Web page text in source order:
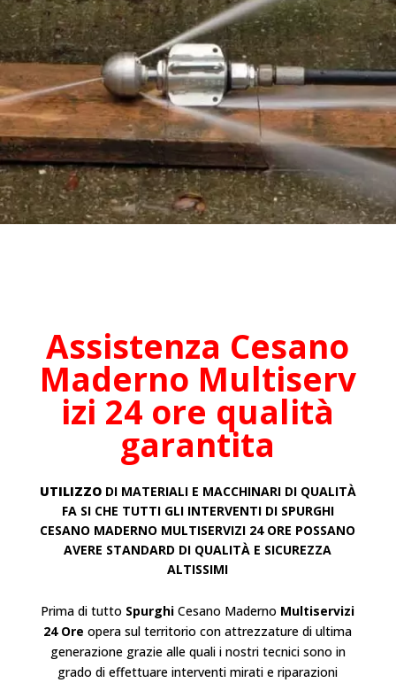
Assistenza Cesano
Maderno Multiserv
izi 24 ore qualità
garantita
UTILIZZODI MATERIALI E MACCHINARI DI QUALITÀ
FA SI CHE TUTTI GLI INTERVENTI DI SPURGHI
CESANO MADERNO MULTISERVIZI 24 ORE POSSANO
AVERE STANDARD DI QUALITÀ E SICUREZZA
ALTISSIMI
Prima di tutto Spurghi Cesano Maderno Multiservizi
24 Oreopera sul territorio con attrezzature di ultima
generazione grazie alle quali i nostri tecnici sono in
grado di effettuare interventi mirati e riparazioni